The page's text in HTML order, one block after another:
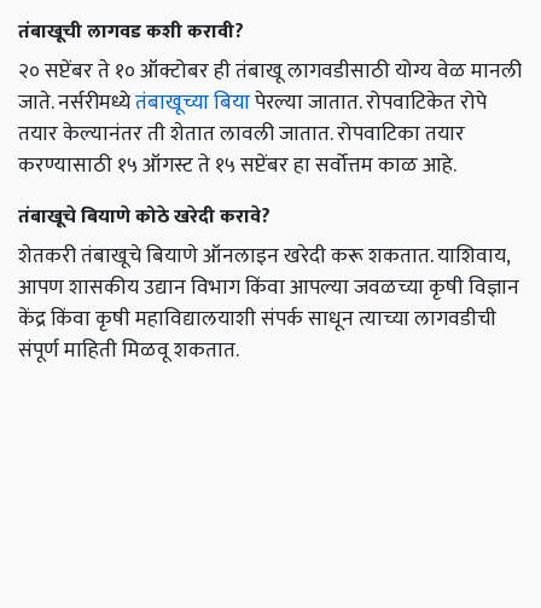
तंबाखूची लागवड कशी करावी?
२० सप्टेंबर ते १० ऑक्टोबर ही तंबाखू लागवडीसाठी योग्य वेळ मानली
जाते. नर्सरीमध्येतंबाखूच्या बियापेरल्या जातात. रोपवाटिकेत रोपे
तयार केल्यानंतर ती शेतात लावली जातात. रोपवाटिका तयार
करण्यासाठी १५ ऑगस्ट ते १५ सप्टेंबर हा सर्वोत्तम काळ आहे.
तंबाखूचे बियाणे कोठे खरेदी करावे?
शेतकरी तंबाखूचे बियाणे ऑनलाइन खरेदी करू शकतात. याशिवाय,
आपण शासकीय उद्यान विभाग किंवा आपल्या जवळच्या कृषी विज्ञान
केंद्र किंवा कृषी महाविद्यालयाशी संपर्क साधून त्याच्या लागवडीची
संपूर्ण माहिती मिळवू शकतात.